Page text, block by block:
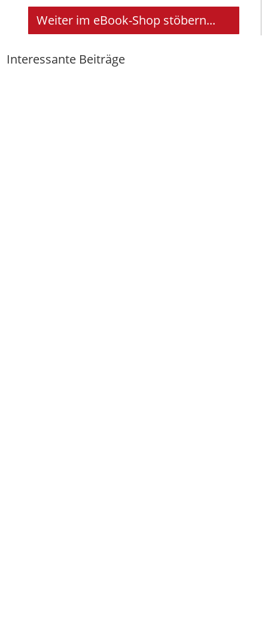
Weiter im eBook-Shop stöbern...
Interessante Beiträge